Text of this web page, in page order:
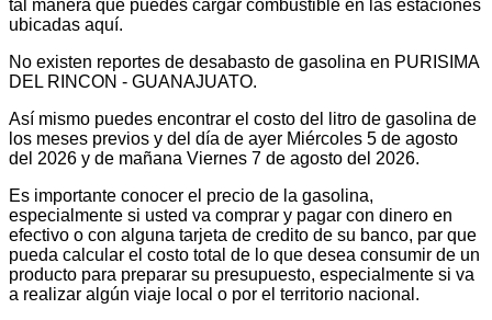
tal manera que puedes cargar combustible en las estaciones
ubicadas aquí.
No existen reportes de desabasto de gasolina en PURISIMA
DEL RINCON - GUANAJUATO.
Así mismo puedes encontrar el costo del litro de gasolina de
los meses previos y del día de ayer Miércoles 5 de agosto
del 2026 y de mañana Viernes 7 de agosto del 2026.
Es importante conocer el precio de la gasolina,
especialmente si usted va comprar y pagar con dinero en
efectivo o con alguna tarjeta de credito de su banco, par que
pueda calcular el costo total de lo que desea consumir de un
producto para preparar su presupuesto, especialmente si va
a realizar algún viaje local o por el territorio nacional.